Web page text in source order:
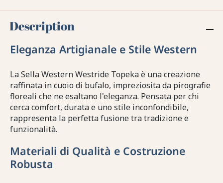
Description
Eleganza Artigianale e Stile Western
La Sella Western Westride Topeka è una creazione
raffinata in cuoio di bufalo, impreziosita da pirografie
floreali che ne esaltano l'eleganza. Pensata per chi
cerca comfort, durata e uno stile inconfondibile,
rappresenta la perfetta fusione tra tradizione e
funzionalità.
Materiali di Qualità e Costruzione
Robusta